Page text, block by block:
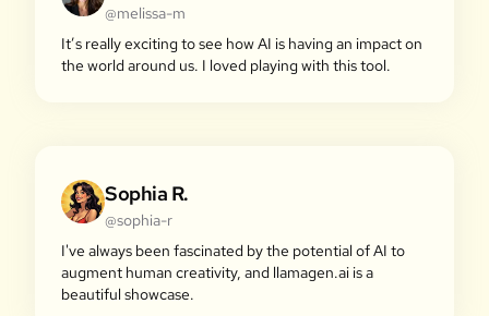
@melissa-m
It’s really exciting to see how AI is having an impact on
the world around us. I loved playing with this tool.
Sophia R.
@sophia-r
I've always been fascinated by the potential of AI to
augment human creativity, and llamagen.ai is a
beautiful showcase.